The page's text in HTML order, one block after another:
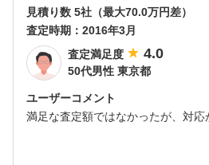
見積り数 5社（最大70.0万円差）
査定時期： 2016年3月
査定満足度
4.0
50代男性 東京都
ユーザーコメント
満足な査定額ではなかったが、対応